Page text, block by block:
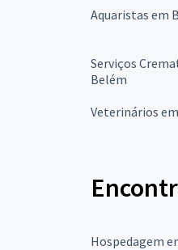
Aquaristas em
Serviços
Belém
Veterinários
Hospedagem